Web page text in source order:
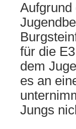
für die
dem
es an
Jungs